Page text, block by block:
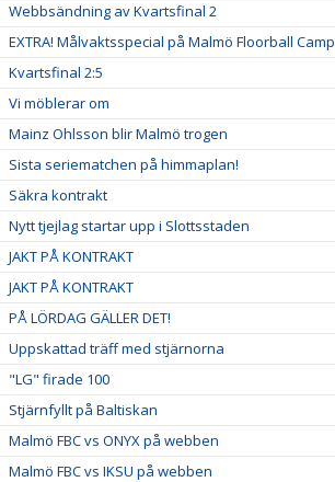
Webbsändning av Kvartsfinal 2
EXTRA! Målvaktsspecial på Malmö Floorball Camp
Kvartsfinal 2:5
Vi möblerar om
Mainz Ohlsson blir Malmö trogen
Sista seriematchen på himmaplan!
Säkra kontrakt
Nytt tjejlag startar upp i Slottsstaden
JAKT PÅ KONTRAKT
JAKT PÅ KONTRAKT
PÅ LÖRDAG GÄLLER DET!
Uppskattad träff med stjärnorna
"LG" firade 100
Stjärnfyllt på Baltiskan
Malmö FBC vs ONYX på webben
Malmö FBC vs IKSU på webben